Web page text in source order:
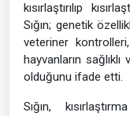
kısırlaştırılıp
Sığın; genetik
veteriner
hayvanların
olduğunu ifade etti.
Sığın,